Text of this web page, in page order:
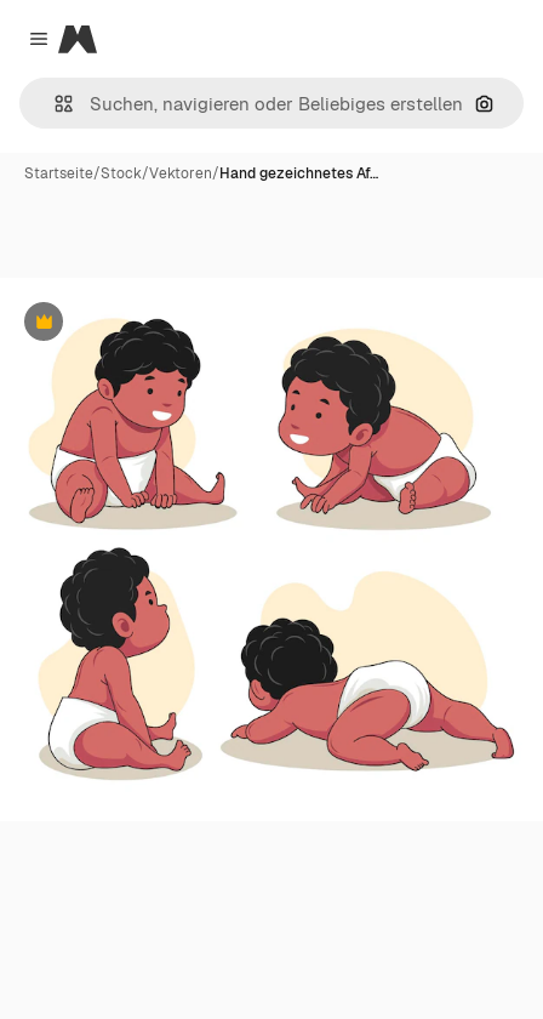
Close menu
Magnific
Nach
Startseite/Stock/Vektoren/Hand gezeichnetes Af…
Premium